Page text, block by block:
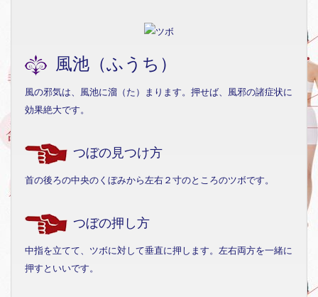
風池（ふうち）
風の邪気は、風池に溜（た）まります。押せば、風邪の諸症状に
効果絶大です。
つぼの見つけ方
首の後ろの中央のくぼみから左右２寸のところのツボです。
つぼの押し方
中指を立てて、ツボに対して垂直に押します。左右両方を一緒に
押すといいです。